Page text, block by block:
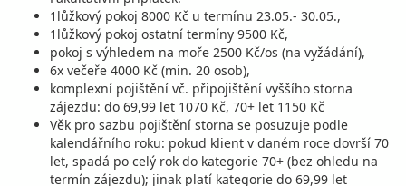
1lůžkový pokoj 8000 Kč u termínu 23.05.- 30.05.,
1lůžkový pokoj ostatní termíny 9500 Kč,
pokoj s výhledem na moře 2500 Kč/os (na vyžádání),
6x večeře 4000 Kč (min. 20 osob),
komplexní pojištění vč. připojištění vyššího storna
zájezdu: do 69,99 let 1070 Kč, 70+ let 1150 Kč
Věk pro sazbu pojištění storna se posuzuje podle
kalendářního roku: pokud klient v daném roce dovrší 70
let, spadá po celý rok do kategorie 70+ (bez ohledu na
termín zájezdu); jinak platí kategorie do 69,99 let